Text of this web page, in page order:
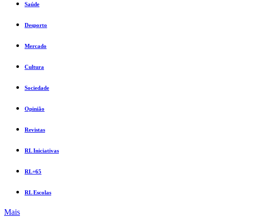
Saúde
Desporto
Mercado
Cultura
Sociedade
Opinião
Revistas
RL Iniciativas
RL+65
RL Escolas
Mais